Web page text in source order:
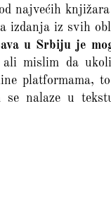
najvećih
izdanja iz svih
u Srbiju je
mislim da
platformama,
se nalaze u